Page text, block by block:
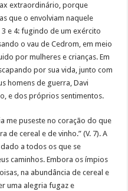
extraordinário, porque
que o envolviam naquele
e 4: fugindo de um exército
o vau de Cedrom, em meio
por mulheres e crianças. Em
por sua vida, junto com
homens de guerra, Davi
e dos próprios sentimentos.
me puseste no coração do que
de cereal e de vinho.” (V. 7). A
a todos os que se
caminhos. Embora os ímpios
na abundância de cereal e
uma alegria fugaz e